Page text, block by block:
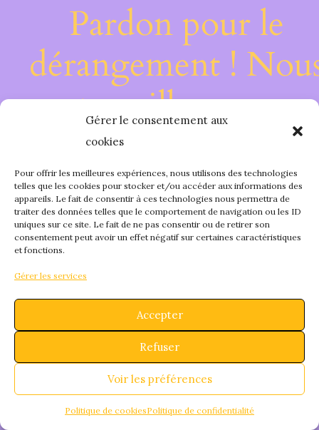
Gérer le consentement aux
cookies
Pour offrir les meilleures expériences, nous utilisons des technologies
telles que les cookies pour stocker et/ou accéder aux informations des
appareils. Le fait de consentir à ces technologies nous permettra de
traiter des données telles que le comportement de navigation ou les ID
uniques sur ce site. Le fait de ne pas consentir ou de retirer son
consentement peut avoir un effet négatif sur certaines caractéristiques
et fonctions.
Gérer les services
Accepter
Refuser
Voir les préférences
Politique de cookiesPolitique de confidentialité
Pardon pour le
dérangement !
travaillons sur
quelque chose de
fantastique –
bientôt !